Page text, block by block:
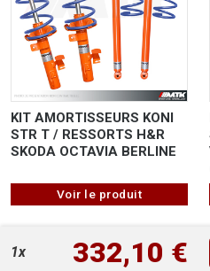
KIT AMORTISSEURS KONI
STR T / RESSORTS H&R
SKODA OCTAVIA BERLINE
Voir le produit
1x 332,10 €